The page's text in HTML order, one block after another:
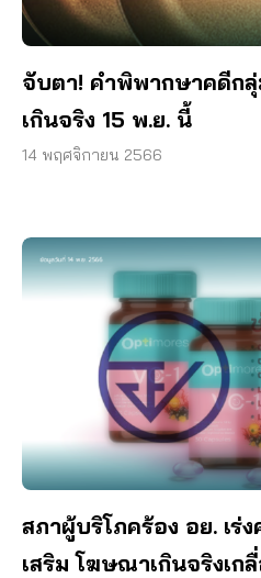
จับตา! คำพิพากษาคดีกลุ่
เกินจริง 15 พ.ย. นี้
14 พฤศจิกายน 2566
สภาผู้บริโภคร้อง อย. เร่
เสริม โฆษณาเกินจริงเก